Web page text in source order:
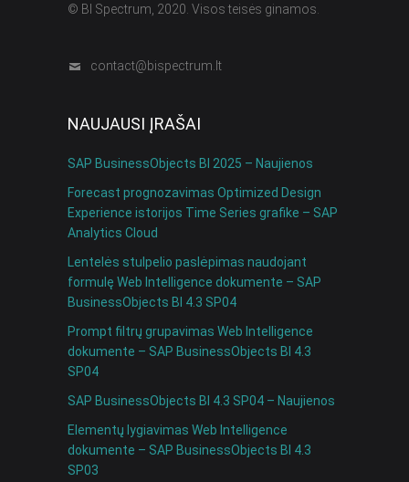
© BI Spectrum, 2020. Visos teisės ginamos.
contact@bispectrum.lt
NAUJAUSI ĮRAŠAI
SAP BusinessObjects BI 2025 – Naujienos
Forecast prognozavimas Optimized Design
Experience istorijos Time Series grafike – SAP
Analytics Cloud
Lentelės stulpelio paslėpimas naudojant
formulę Web Intelligence dokumente – SAP
BusinessObjects BI 4.3 SP04
Prompt filtrų grupavimas Web Intelligence
dokumente – SAP BusinessObjects BI 4.3
SP04
SAP BusinessObjects BI 4.3 SP04 – Naujienos
Elementų lygiavimas Web Intelligence
dokumente – SAP BusinessObjects BI 4.3
SP03